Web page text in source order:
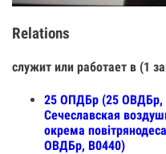
Relations
служит или работает в (1
25 ОПДБр (25 ОВДБр,
Сечеславская
окрема
ОВДБр, В0440)